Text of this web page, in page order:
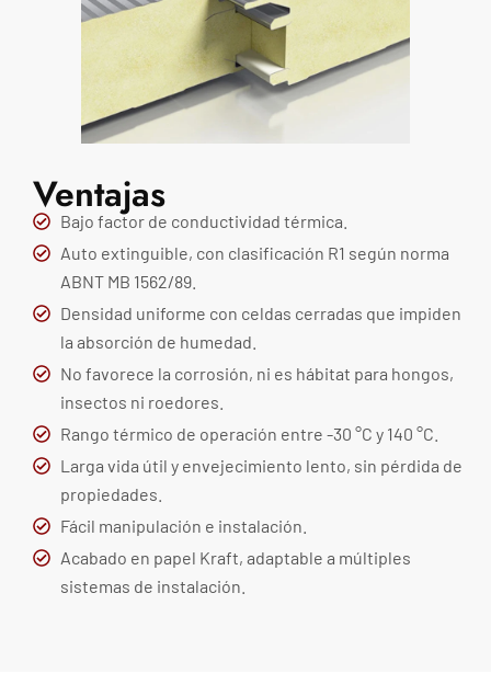
Ventajas
Bajo factor de conductividad térmica.
Auto extinguible, con clasificación R1 según norma
ABNT MB 1562/89.
Densidad uniforme con celdas cerradas que impiden
la absorción de humedad.
No favorece la corrosión, ni es hábitat para hongos,
insectos ni roedores.
Rango térmico de operación entre -30 °C y 140 °C.
Larga vida útil y envejecimiento lento, sin pérdida de
propiedades.
Fácil manipulación e instalación.
Acabado en papel Kraft, adaptable a múltiples
sistemas de instalación.